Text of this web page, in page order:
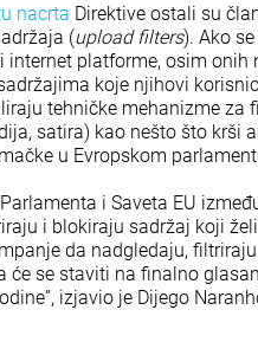
nacrta Direktive ostali su
(upload filters). Ako
internet platforme, osim
koje njihovi
tehničke mehanizme za
satira) kao nešto što krši
u Evropskom
i Saveta EU
i blokiraju sadržaj koji
da nadgledaju,
će se staviti na finalno
izjavio je Dijego